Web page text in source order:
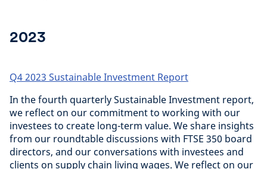
2023
Q4 2023 Sustainable Investment Report
In the fourth quarterly Sustainable Investment report,
we reflect on our commitment to working with our
investees to create long-term value. We share insights
from our roundtable discussions with FTSE 350 board
directors, and our conversations with investees and
clients on supply chain living wages. We reflect on our